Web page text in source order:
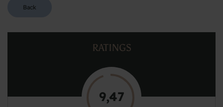
Back
RATINGS
9,47